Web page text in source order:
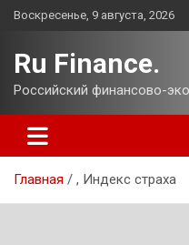
Перейти
Воскресенье, 9 августа, 2026
Ru Finance.
Российский финансово-
Главная , Индекс страха